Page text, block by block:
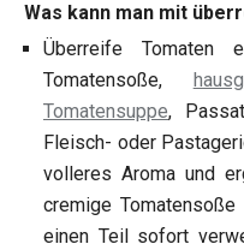
Was kann man mit
Überreife Tomaten
Tomatensoße,
Tomatensuppe,
Fleisch- oder
volleres Aroma und
cremige
einen Teil sofort